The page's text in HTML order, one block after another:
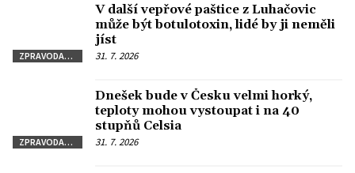
ZPRAVODAJSTVÍ
V další vepřové paštice z Luhačovic
může být botulotoxin, lidé by ji neměli
jíst
31. 7. 2026
ZPRAVODAJSTVÍ
Dnešek bude v Česku velmi horký,
teploty mohou vystoupat i na 40
stupňů Celsia
31. 7. 2026